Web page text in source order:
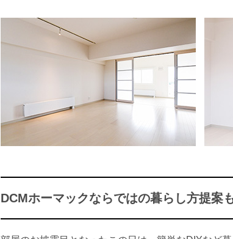
DCMホーマックならではの暮らし方提案